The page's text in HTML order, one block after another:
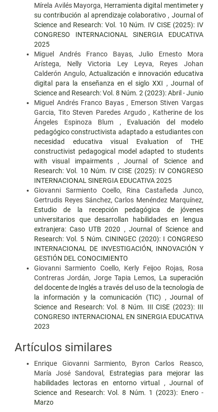
Mírela Avilés Mayorga, Herramienta digital mentimeter y
su contribución al aprendizaje colaborativo , Journal of
Science and Research: Vol. 10 Núm. IV CISE (2025): IV
CONGRESO INTERNACIONAL SINERGIA EDUCATIVA
2025
Miguel Andrés Franco Bayas, Julio Ernesto Mora
Arístega, Nelly Victoria Ley Leyva, Reyes Johan
Calderón Angulo, Actualización e innovación educativa
digital para la enseñanza en el siglo XXI , Journal of
Science and Research: Vol. 8 Núm. 2 (2023): Abril - Junio
Miguel Andrés Franco Bayas , Emerson Stiven Vargas
Garcia, Tito Steven Paredes Argudo , Katherine de los
Ángeles Espinoza Blum , Evaluación del modelo
pedagógico constructivista adaptado a estudiantes con
necesidad educativa visual Evaluation of THE
constructivist pedagogical model adapted to students
with visual impairments ,Journal of Science and
Research: Vol. 10 Núm. IV CISE (2025): IV CONGRESO
INTERNACIONAL SINERGIA EDUCATIVA 2025
Giovanni Sarmiento Coello, Rina Castañeda Junco,
Gertrudis Reyes Sánchez, Carlos Menéndez Marquínez,
Estudio de la recepción pedagógica de jóvenes
universitarios que desarrollan habilidades en lengua
extranjera: Caso UTB 2020 , Journal of Science and
Research: Vol. 5 Núm. CININGEC (2020): I CONGRESO
INTERNACIONAL DE INVESTIGACIÓN, INNOVACIÓN Y
GESTIÓN DEL CONOCIMIENTO
Giovanni Sarmiento Coello, Kerly Feijoo Rojas, Rosa
Contreras Jordán, Jorge Tapia Lemos, La superación
del docente de Inglés a través del uso de la tecnología de
la información y la comunicación (TIC) ,Journal of
Science and Research: Vol. 8 Núm. III CISE (2023): III
CONGRESO INTERNACIONAL EN SINERGIA EDUCATIVA
2023
Artículos similares
Enrique Giovanni Sarmiento, Byron Carlos Reasco,
María José Sandoval, Estrategias para mejorar las
habilidades lectoras en entorno virtual ,Journal of
Science and Research: Vol. 8 Núm. 1 (2023): Enero -
Marzo